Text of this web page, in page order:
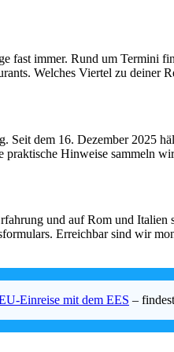
fast immer. Rund um Termini
Welches Viertel zu deiner
Seit dem 16. Dezember 2025
Hinweise sammeln
und auf Rom und Italien
Erreichbar sind wir
Einreise mit dem EES –